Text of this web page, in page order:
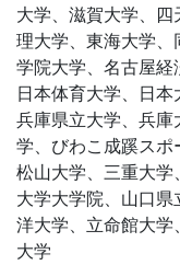
大学、滋賀大学、
理大学、東海大学、
学院大学、名古屋経
日本体育大学、日本
兵庫県立大学、兵庫
学、びわこ成蹊スポ
松山大学、三重大学
大学大学院、山口
洋大学、立命館大学
大学